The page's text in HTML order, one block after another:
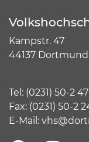
Kampstr. 47
44137 Dortmund
Tel: (0231) 50-2
Fax: (0231) 50-2
E-Mail: